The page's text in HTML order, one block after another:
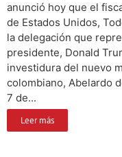
anunció hoy que el
de Estados Unidos,
la delegación que
presidente, Donald
investidura del nuevo
colombiano, Abelardo
7 de...
Leer más